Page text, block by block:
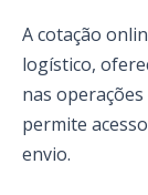
A cotação
logístico,
nas
permite
envio.